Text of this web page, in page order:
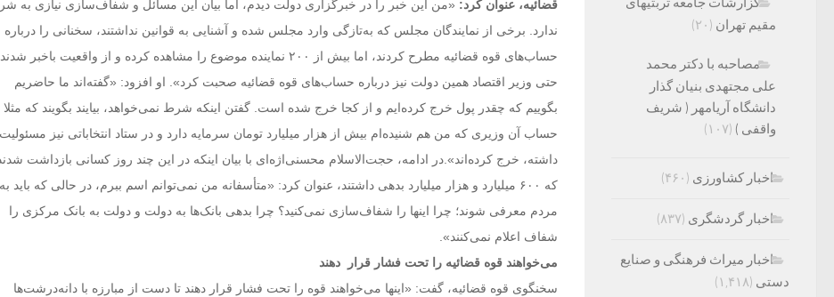
قضائیه، عنوان کرد: «من این خبر را در خبرگزاری دولت دیدم، اما بیان این مسائل و شفاف‌سازی نیازی به
ندارد. برخی از نمایندگان مجلس که به‌تازگی وارد مجلس شده و آشنایی به قوانین نداشتند، سخنانی را درباره
حساب‌های قوه قضائیه مطرح کردند، اما بیش از ۲۰۰ نماینده موضوع را مشاهده کرده و از واقعیت باخبر
حتی وزیر اقتصاد همین دولت نیز درباره حساب‌های قوه قضائیه صحبت کرد». او افزود: «گفته‌اند ما حاضریم
بگوییم که چقدر پول خرج کرده‌ایم و از کجا خرج شده است. گفتن اینکه شرط نمی‌خواهد، بیایند بگویند که مثلا
حساب آن وزیری که من هم شنیده‌ام بیش از هزار میلیارد تومان سرمایه دارد و در ستاد انتخاباتی نیز مسئولیت
داشته، خرج کرده‌اند».در ادامه، حجت‌الاسلام محسنی‌اژه‌ای با بیان اینکه در این چند روز کسانی بازداشت
که ۶۰۰ میلیارد و هزار میلیارد بدهی داشتند، عنوان کرد: «متأسفانه من نمی‌توانم اسم ببرم، در حالی که باید به
مردم معرفی شوند؛ چرا اینها را شفاف‌سازی نمی‌کنید؟ چرا بدهی بانک‌ها به دولت و دولت به بانک مرکزی را
شفاف اعلام نمی‌کنند».
می‌خواهند قوه قضائیه را تحت فشار قرار دهند
سخنگوی قوه قضائیه، گفت: «اینها می‌خواهند قوه را تحت فشار قرار دهند تا دست از مبارزه با دانه‌درشت‌‌ها
مقیم تهران (۲۰)
مصاحبه با دکتر محمد
علی مجتهدی بنیان گذار
دانشگاه آریامهر ( شریف
واقفی ) (۱۰۷)
اخبار کشاورزی (۴۶۰)
اخبار گردشگری (۸۳۷)
اخبار میراث فرهنگی و صنایع
دستی (۱,۴۱۸)